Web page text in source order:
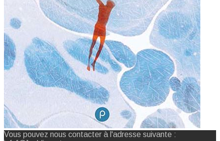
Vous pouvez nous contacter à l'adresse suivante :